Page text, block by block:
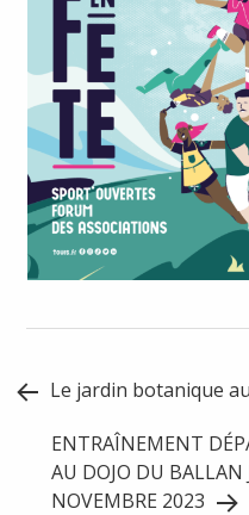
PostLe jardin botanique
ENTRAÎNEMENT
AU DOJO DU BALLAN
NOVEMBRE 2023